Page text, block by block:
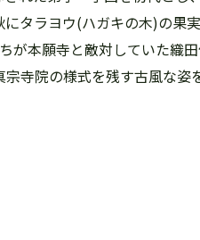
タラヨウ(ハガキの木)の果
が本願寺と敵対していた織
寺院の様式を残す古風な